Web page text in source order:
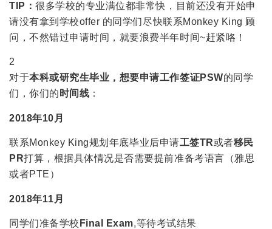
TIP：很多学校的专业满位都非常快，目前还没有开始申
请没有拿到学校offer 的同学们尽快联系Monkey King 顾
问，不然错过申请时间，就要浪费半年时间~赶紧咯！
2
对于本科或研究生毕业 ， 想要申请工作签证PSW的同学
们，你们的时间线 ：
2018年10月
联系Monkey King规划年底毕业后申请工签TR或者移民
PR打算，根据具体情况是否需要提前准备考语言（雅思
或者PTE）
2018年11月
同学们准备学校 Final Exam,等待考试结果